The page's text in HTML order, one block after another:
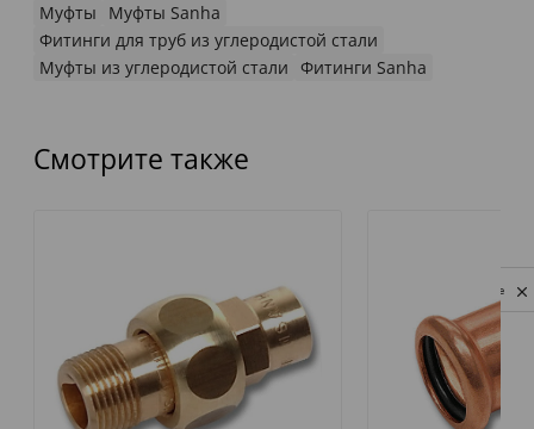
Муфты
Муфты Sanha
Фитинги для труб из углеродистой стали
Муфты из углеродистой стали Фитинги Sanha
Смотрите также
Privacy notice